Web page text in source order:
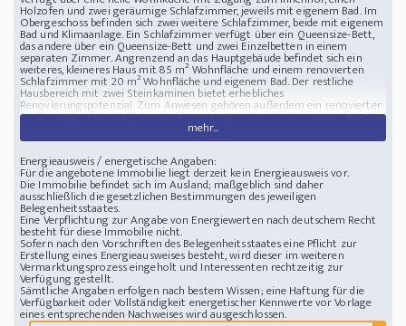
Holzofen und zwei geräumige Schlafzimmer, jeweils mit eigenem Bad. Im
Obergeschoss befinden sich zwei weitere Schlafzimmer, beide mit eigenem
Bad und Klimaanlage. Ein Schlafzimmer verfügt über ein Queensize-Bett,
das andere über ein Queensize-Bett und zwei Einzelbetten in einem
separaten Zimmer. Angrenzend an das Hauptgebäude befindet sich ein
weiteres, kleineres Haus mit 85 m² Wohnfläche und einem renovierten
Schlafzimmer mit 20 m² Wohnfläche und eigenem Bad. Der restliche
Hausbereich mit zwei Steinkaminen bietet erhebliches
Renovierungspotenzial. Zum Anwesen gehören außerdem ein renovierter
Stall mit 25 m² Wohnfläche, der heute als Speisekammer und Waschküche
dient, sowie eine traditionelle Tabak-Trockenscheune mit 70 m²
Wohnfläche, die renovierungsbedürftig ist. Das gepflegte und landschaftlich
gestaltete Anwesen bietet zudem die Möglichkeit, einen Swimmingpool zu
errichten. Dieses charmante und authentische alte Bauernhaus liegt
verkehrsgünstig in der Nähe der wichtigsten Sehenswürdigkeiten der
Region, eingebettet zwischen den Tälern der Vézère und der Dordogne.
Das seit 2011 als BandB geführte Anwesen ist ein profitables Unternehmen.
Charmantes Bauernhaus im französischen Périgord Noir
mehr...
Energieausweis / energetische Angaben:
Für die angebotene Immobilie liegt derzeit kein Energieausweis vor.
Die Immobilie befindet sich im Ausland; maßgeblich sind daher
ausschließlich die gesetzlichen Bestimmungen des jeweiligen
Belegenheitsstaates.
Eine Verpflichtung zur Angabe von Energiewerten nach deutschem Recht
besteht für diese Immobilie nicht.
Sofern nach den Vorschriften des Belegenheitsstaates eine Pflicht zur
Erstellung eines Energieausweises besteht, wird dieser im weiteren
Vermarktungsprozess eingeholt und Interessenten rechtzeitig zur
Verfügung gestellt.
Sämtliche Angaben erfolgen nach bestem Wissen; eine Haftung für die
Verfügbarkeit oder Vollständigkeit energetischer Kennwerte vor Vorlage
eines entsprechenden Nachweises wird ausgeschlossen.